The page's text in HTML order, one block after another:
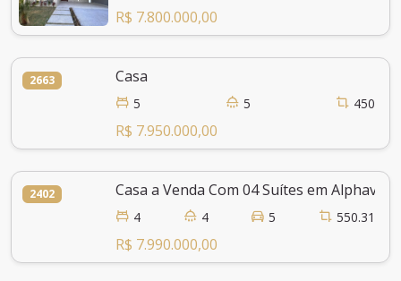
R$ 7.800.000,00
2663 Casa
5 5 450
R$ 7.950.000,00
2402 Casa a Venda Com 04 Suítes em Alphaville
4 4 5 550.31
R$ 7.990.000,00